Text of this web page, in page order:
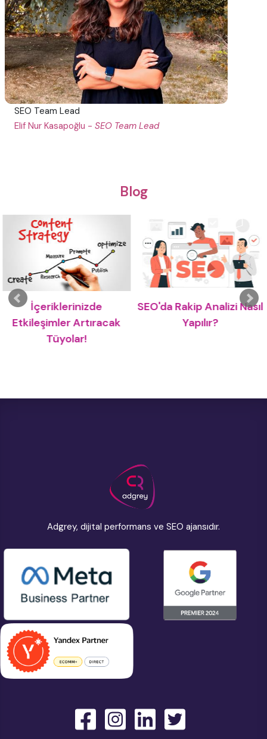
SEO Team Lead
Elif Nur Kasapoğlu - SEO Team Lead
Blog
İçeriklerinizde
Etkileşimler Artıracak
Tüyolar!
SEO'da Rakip Analizi Nasıl
Yapılır?
Adgrey, dijital performans ve SEO ajansıdır.